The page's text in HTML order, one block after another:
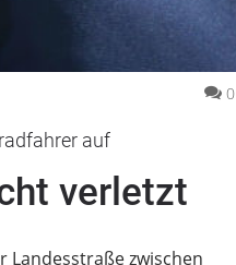
0
auf
verletzt
Landesstraße zwischen